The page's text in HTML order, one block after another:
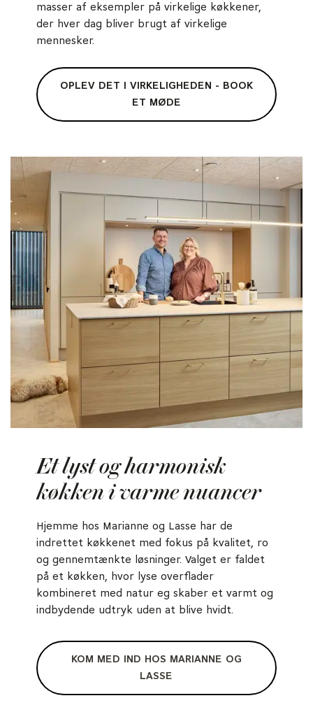
masser af eksempler på virkelige køkkener,
der hver dag bliver brugt af virkelige
mennesker.
OPLEV DET I VIRKELIGHEDEN - BOOK
ET MØDE
Et lyst og harmonisk
køkken i varme nuancer
Hjemme hos Marianne og Lasse har de
indrettet køkkenet med fokus på kvalitet, ro
og gennemtænkte løsninger. Valget er faldet
på et køkken, hvor lyse overflader
kombineret med natur eg skaber et varmt og
indbydende udtryk uden at blive hvidt.
KOM MED IND HOS MARIANNE OG
LASSE